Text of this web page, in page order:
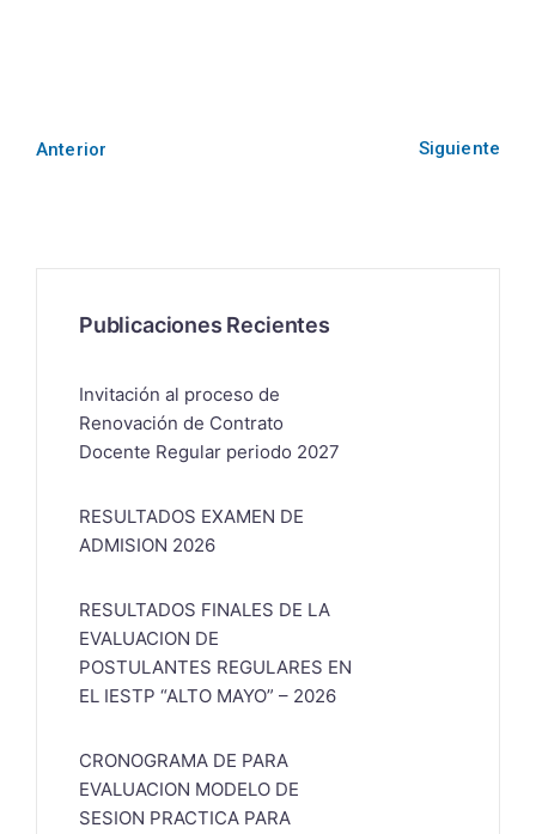
Anterior Siguiente
Publicaciones Recientes
Invitación al proceso de
Renovación de Contrato
Docente Regular periodo 2027
RESULTADOS EXAMEN DE
ADMISION 2026
RESULTADOS FINALES DE LA
EVALUACION DE
POSTULANTES REGULARES EN
EL IESTP “ALTO MAYO” – 2026
CRONOGRAMA DE PARA
EVALUACION MODELO DE
SESION PRACTICA PARA